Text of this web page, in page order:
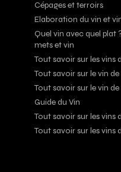
Cépages et terroirs
Elaboration du vin et
Quel vin avec quel plat
mets et vin
Tout savoir sur les vins
Tout savoir sur le vin
Tout savoir sur le vin
Guide du Vin
Tout savoir sur les vins
Tout savoir sur les vins